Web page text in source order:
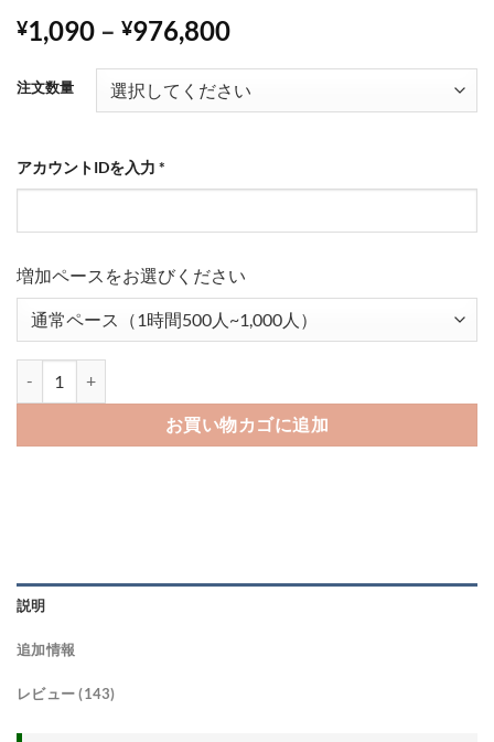
者評価に
基づく5段
うち、4.94
点
¥1,090 – ¥976,800価
帯:
¥1,090
注文数量
アカウントIDを入力 *
増加ペースをお選びください
お買い物カゴに追加
説明
追加情報
レビュー (143)